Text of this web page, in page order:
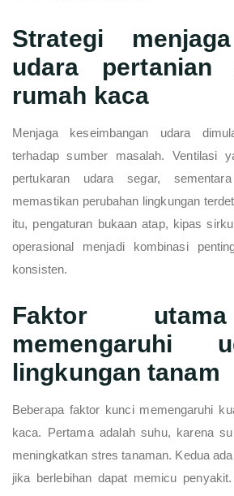
Strategi
udara pertanian
rumah kaca
Menjaga keseimbangan udara
terhadap sumber masalah. Ventilasi
pertukaran udara segar,
memastikan perubahan lingkungan
itu, pengaturan bukaan atap, kipas
operasional menjadi kombinasi
konsisten.
Faktor
memengaruhi
lingkungan tanam
Beberapa faktor kunci memengaruhi
kaca. Pertama adalah suhu, karena
meningkatkan stres tanaman. Kedua
jika berlebihan dapat memicu